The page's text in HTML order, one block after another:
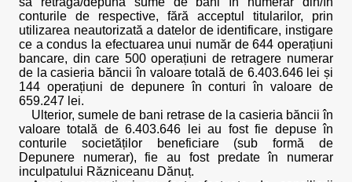
conturile de respective, fără acceptul titularilor, prin
utilizarea neautorizată a datelor de identificare, instigare
ce a condus la efectuarea unui număr de 644 operațiuni
bancare, din care 500 operațiuni de retragere numerar
de la casieria băncii în valoare totală de 6.403.646 lei și
144 operațiuni de depunere în conturi în valoare de
659.247 lei.
Ulterior, sumele de bani retrase de la casieria băncii în
valoare totală de 6.403.646 lei au fost fie depuse în
conturile societăților beneficiare (sub formă de
Depunere numerar), fie au fost predate în numerar
inculpatului Răzniceanu Dănuț.